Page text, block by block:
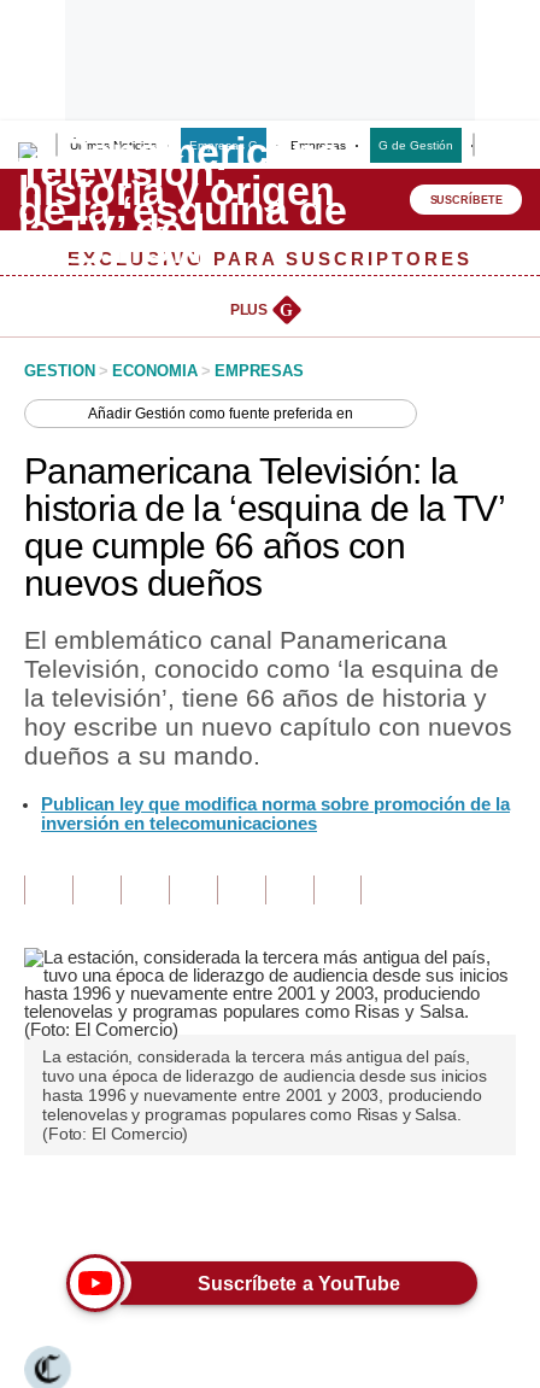
Últimas Noticias Empresas G Empresas G de Gestión
Lo último
Peru Quiosco
Management & Empleo
Perú
Política
Tu Dinero
Finanzas Personales
Inmobiliarias
Plus G
Editorial
Pregunta de hoy
Tendencias
Lujo
Viajes
Moda
EEUU
México
España
SUSCRÍBETE
EXCLUSIVO PARA SUSCRIPTORES
PLUS G
GESTION > ECONOMIA > EMPRESAS
AñadirGestión como fuente preferida en
Panamericana Televisión: la
historia de la ‘esquina de la TV’
que cumple 66 años con
nuevos dueños
El emblemático canal Panamericana
Televisión, conocido como ‘la esquina de
la televisión’, tiene 66 años de historia y
hoy escribe un nuevo capítulo con nuevos
dueños a su mando.
Publican ley que modifica norma sobre promoción de la
inversión en telecomunicaciones
La estación, considerada la tercera más antigua del país,
tuvo una época de liderazgo de audiencia desde sus inicios
hasta 1996 y nuevamente entre 2001 y 2003, produciendo
telenovelas y programas populares como Risas y Salsa.
(Foto: El Comercio)
Suscríbete a YouTube